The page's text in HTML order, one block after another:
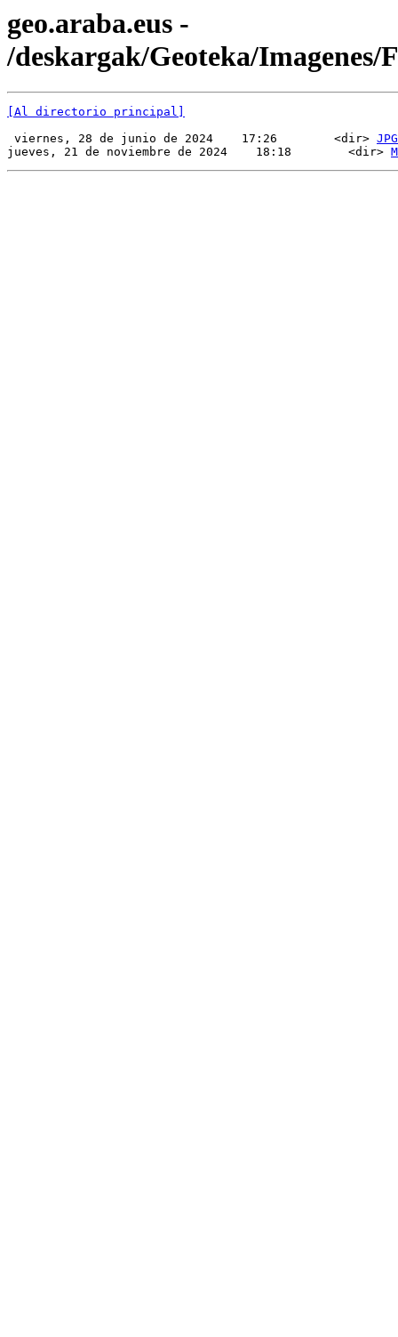
geo.araba.eus -
/deskargak/Geoteka/Imagenes/
[Al directorio principal]
viernes, 28 de junio de 2024    17:26        <dir> JPG
jueves, 21 de noviembre de 2024    18:18        <dir>